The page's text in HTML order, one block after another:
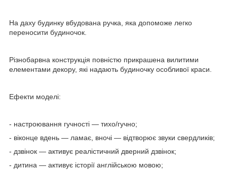
На даху будинку вбудована ручка, яка допоможе легко
переносити будиночок.
Різнобарвна конструкція повністю прикрашена вилитими
елементами декору, які надають будиночку особливої краси.
Ефекти моделі:
- настроювання гучності — тихо/гучно;
- віконце вдень — ламає, вночі — відтворює звуки свердликів;
- дзвінок — активує реалістичний дверний дзвінок;
- дитина — активує історії англійською мовою;